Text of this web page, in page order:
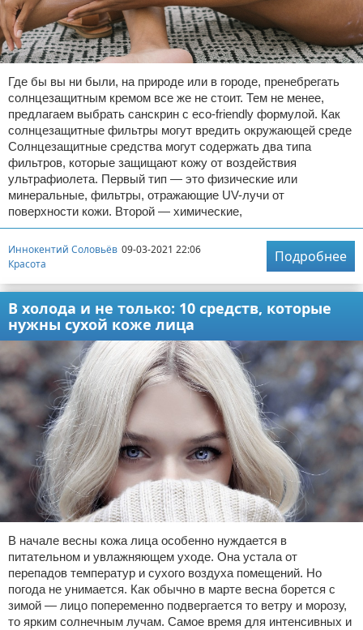
Где бы вы ни были, на природе или в городе, пренебрегать
солнцезащитным кремом все же не стоит. Тем не менее,
предлагаем выбрать санскрин с eco-friendly формулой. Как
солнцезащитные фильтры могут вредить окружающей среде
Солнцезащитные средства могут содержать два типа
фильтров, которые защищают кожу от воздействия
ультрафиолета. Первый тип — это физические или
минеральные, фильтры, отражающие UV-лучи от
поверхности кожи. Второй — химические,
Иннокентий Соловьёв 09-03-2021 22:06
Красота
Подробнее
В холода и не только: 10 средств, которые
нужны сухой коже лица
В начале весны кожа лица особенно нуждается в
питательном и увлажняющем уходе. Она устала от
перепадов температур и сухого воздуха помещений. Но
погода не унимается. Как обычно в марте весна борется с
зимой — лицо попеременно подвергается то ветру и морозу,
то ярким солнечным лучам. Самое время для интенсивных и